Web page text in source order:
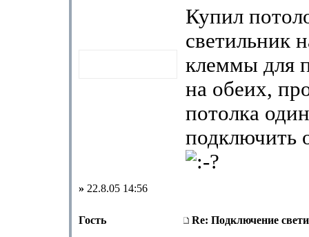
Купил
светильник
клеммы для
на обеих,
потолка
подключить
» 22.8.05 14:56
Гость Re: Подключение